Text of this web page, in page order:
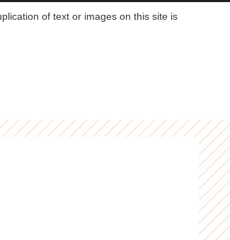
of text or images on this site is